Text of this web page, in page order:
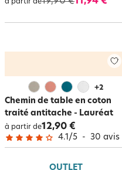
à partir de
+2
Chemin de table en coton
traité antitache - Lauréat
à partir de12,90 €
4.1 /5 - 30 avis
OUTLET